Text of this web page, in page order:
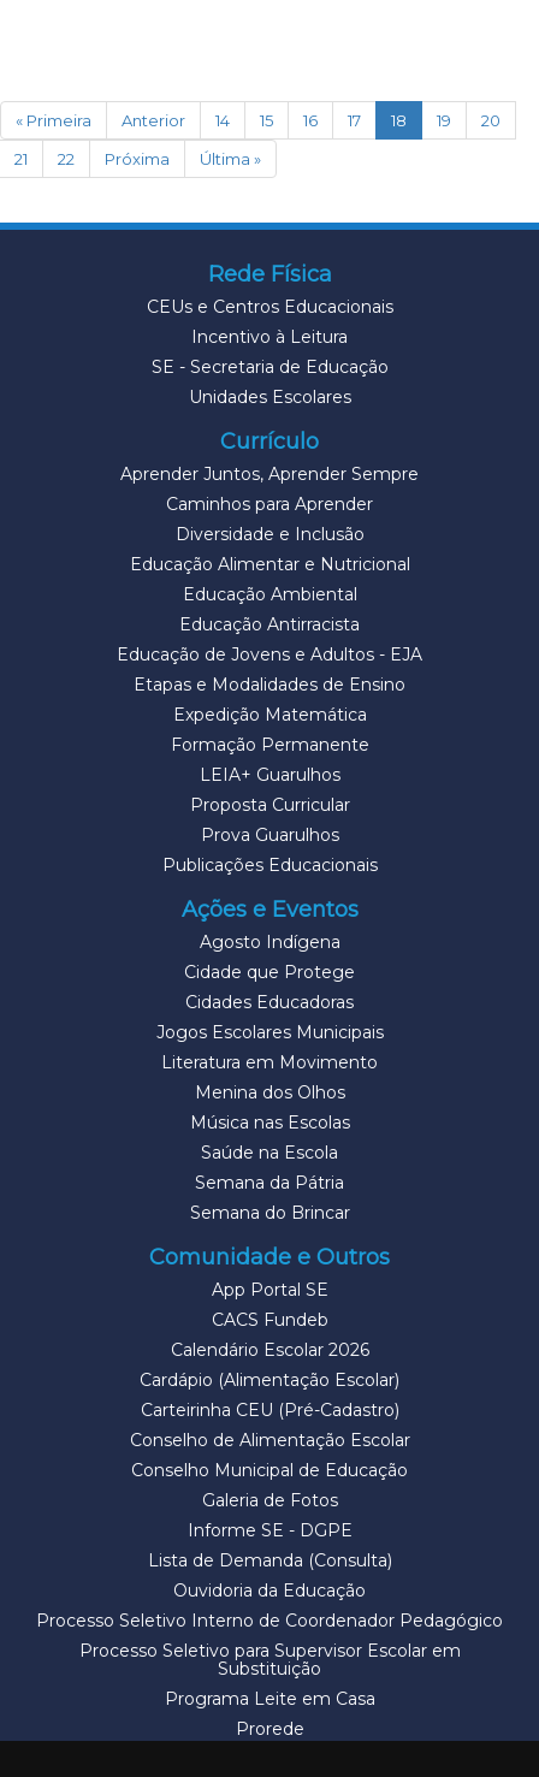
« Primeira Anterior 14 15 16 17 18 (current)
19
20
21
22 Próxima Última »
Rede Física
CEUs e Centros Educacionais
Incentivo à Leitura
SE - Secretaria de Educação
Unidades Escolares
Currículo
Aprender Juntos, Aprender Sempre
Caminhos para Aprender
Diversidade e Inclusão
Educação Alimentar e Nutricional
Educação Ambiental
Educação Antirracista
Educação de Jovens e Adultos - EJA
Etapas e Modalidades de Ensino
Expedição Matemática
Formação Permanente
LEIA+ Guarulhos
Proposta Curricular
Prova Guarulhos
Publicações Educacionais
Ações e Eventos
Agosto Indígena
Cidade que Protege
Cidades Educadoras
Jogos Escolares Municipais
Literatura em Movimento
Menina dos Olhos
Música nas Escolas
Saúde na Escola
Semana da Pátria
Semana do Brincar
Comunidade e Outros
App Portal SE
CACS Fundeb
Calendário Escolar 2026
Cardápio (Alimentação Escolar)
Carteirinha CEU (Pré-Cadastro)
Conselho de Alimentação Escolar
Conselho Municipal de Educação
Galeria de Fotos
Informe SE - DGPE
Lista de Demanda (Consulta)
Ouvidoria da Educação
Processo Seletivo Interno de Coordenador Pedagógico
Processo Seletivo para Supervisor Escolar em
Substituição
Programa Leite em Casa
Prorede